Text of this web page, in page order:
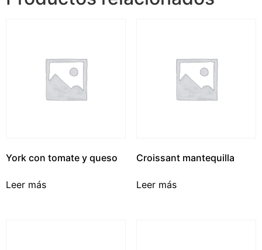
York con tomate y queso
Leer más
Croissant mantequilla
Leer más